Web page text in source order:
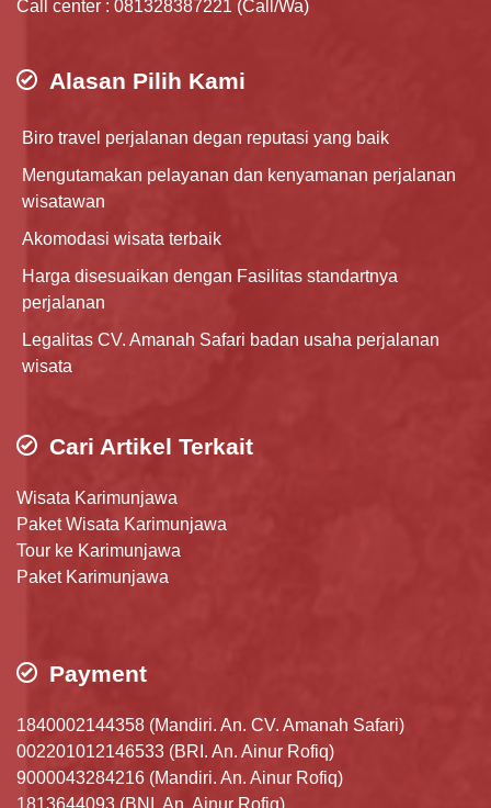
Call center : 081328387221 (Call/Wa)
Alasan Pilih Kami
Biro travel perjalanan degan reputasi yang baik
Mengutamakan pelayanan dan kenyamanan perjalanan
wisatawan
Akomodasi wisata terbaik
Harga disesuaikan dengan Fasilitas standartnya
perjalanan
Legalitas CV. Amanah Safari badan usaha perjalanan
wisata
Cari Artikel Terkait
Wisata Karimunjawa
Paket Wisata Karimunjawa
Tour ke Karimunjawa
Paket Karimunjawa
Payment
1840002144358 (Mandiri. An. CV. Amanah Safari)
002201012146533 (BRI. An. Ainur Rofiq)
9000043284216 (Mandiri. An. Ainur Rofiq)